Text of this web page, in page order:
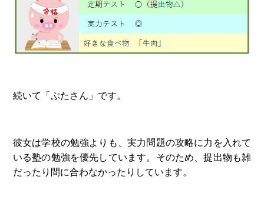
続いて「ぶたさん」です。
彼女は学校の勉強よりも、実力問題の攻略に力を入れて
いる塾の勉強を優先しています。そのため、提出物も雑
だったり間に合わなかったりしています。